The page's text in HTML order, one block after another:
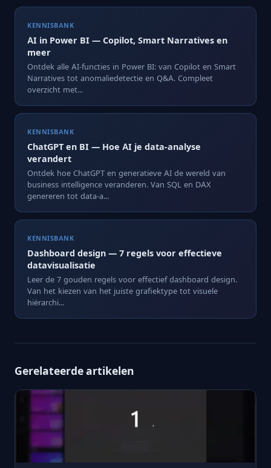
KENNISBANK
AI in Power BI — Copilot, Smart Narratives en
meer
Ontdek alle AI-functies in Power BI: van Copilot en Smart
Narratives tot anomaliedetectie en Q&A. Compleet
overzicht met...
KENNISBANK
ChatGPT en BI — Hoe AI je data-analyse
verandert
Ontdek hoe ChatGPT en generatieve AI de wereld van
business intelligence veranderen. Van SQL en DAX
genereren tot data-a...
KENNISBANK
Dashboard design — 7 regels voor effectieve
datavisualisatie
Leer de 7 gouden regels voor effectief dashboard design.
Van het kiezen van het juiste grafiektype tot visuele
hiërarchi...
Gerelateerde artikelen